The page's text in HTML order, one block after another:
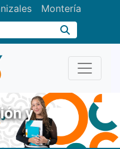
Montería
y